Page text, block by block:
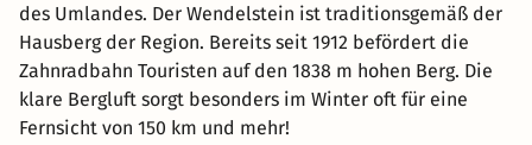
des Umlandes. Der Wendelstein ist traditionsgemäß der
Hausberg der Region. Bereits seit 1912 befördert die
Zahnradbahn Touristen auf den 1838 m hohen Berg. Die
klare Bergluft sorgt besonders im Winter oft für eine
Fernsicht von 150 km und mehr!